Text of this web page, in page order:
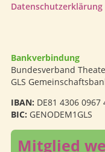
Datenschutzerklärung
Bankverbindung
Bundesverband
GLS
IBAN: DE81 4306 0967
BIC: GENODEM1GLS
Mitglied